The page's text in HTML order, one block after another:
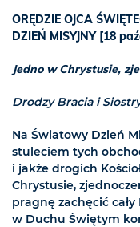
ORĘDZIE OJCA
DZIEŃ MISYJNY [18
Jedno w Chrystusie,
Drodzy Bracia i
Na Światowy Dzień
stuleciem tych
i jakże drogich
Chrystusie,
pragnę zachęcić cały
w Duchu Świętym